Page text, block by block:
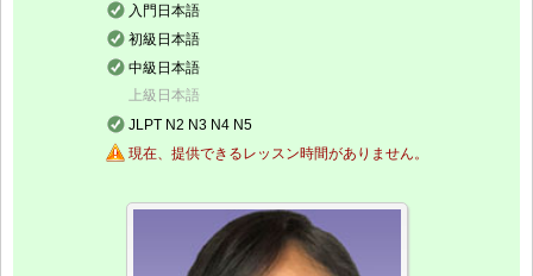
入門日本語
初級日本語
中級日本語
上級日本語
JLPT N2 N3 N4 N5
現在、提供できるレッスン時間がありません。